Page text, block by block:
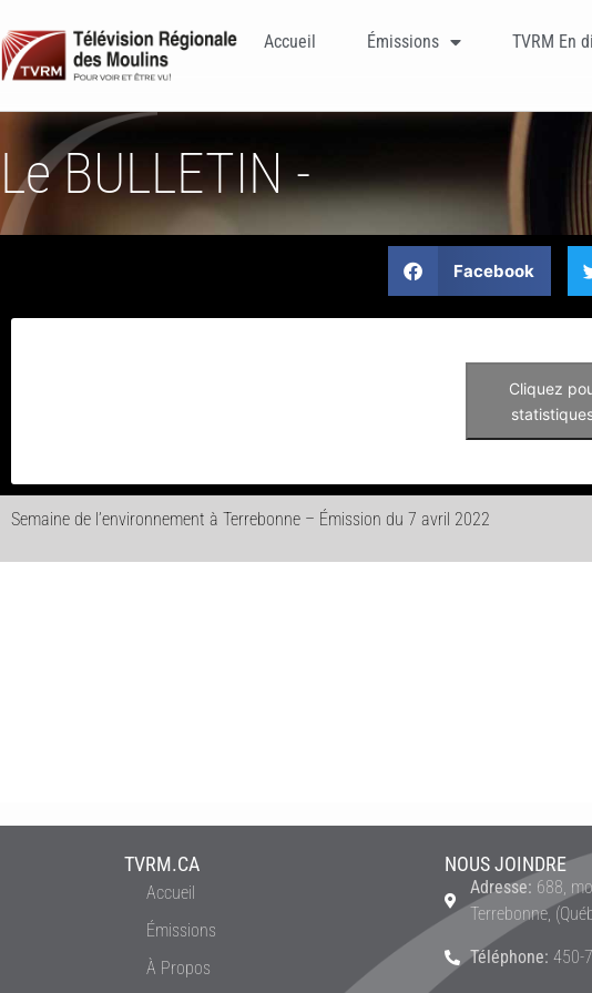
Accueil Émissions TVRM En
Le BULLETIN -
Facebook
Cliquez
Semaine de l’environnement à Terrebonne – Émission du 7 avril 2022
TVRM.CA
Accueil
Émissions
À Propos
NOUS JOINDRE
Adresse: 688,
Terrebonne,
Téléphone: 450-